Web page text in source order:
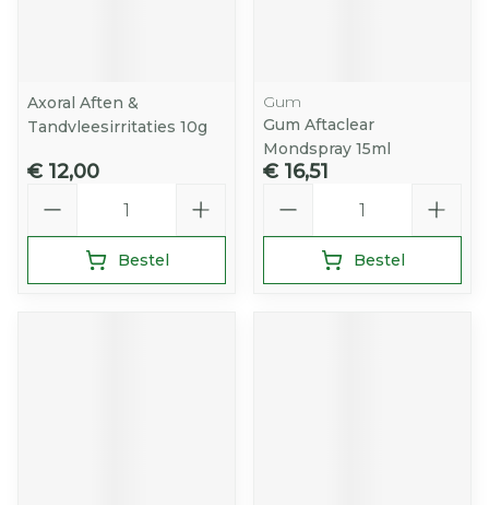
Axoral Aften &
Tandvleesirritaties 10g
€ 12,00
Bestel
Gum
Gum Aftaclear
Mondspray 15ml
€ 16,51
Bestel